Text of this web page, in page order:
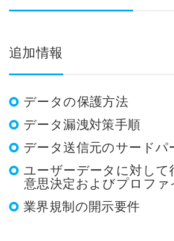
追加情報
データの保護方法
データ漏洩対策手順
データ送信元のサードパ
ユーザーデータに対して
意思決定およびプロフ
業界規制の開示要件